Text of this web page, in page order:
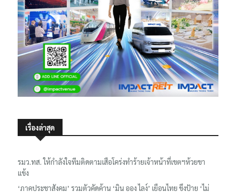
เรื่องล่าสุด
รมว.ทส. ให้กำลังใจทีมติดตามเสือโคร่งทำร้ายเจ้าหน้าที่เขตฯห้วยขา
แข้ง
‘ภาคประชาสังคม’ รวมตัวคัดค้าน ‘มิน ออง ไลง์’ เยือนไทย ขึงป้าย ‘ไม่